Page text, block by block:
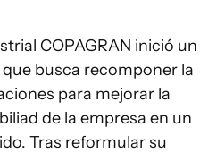
COPAGRAN inició un
busca recomponer la
para mejorar la
de la empresa en un
Tras reformular su